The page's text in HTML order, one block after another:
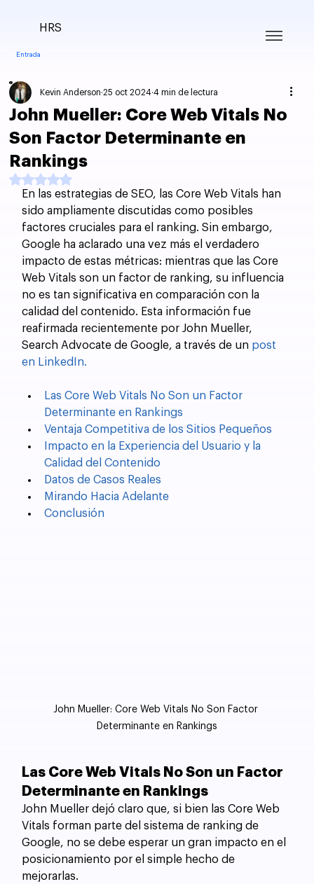
Entrada
HRS
John Mueller: Core Web Vitals No
Son Factor Determinante en
Rankings
Kevin Anderson 25 oct 2024 4 min de lectura
Obtuvo NaN de 5 estrellas.
En las estrategias de SEO, las Core Web Vitals han
sido ampliamente discutidas como posibles
factores cruciales para el ranking. Sin embargo,
Google ha aclarado una vez más el verdadero
impacto de estas métricas: mientras que las Core
Web Vitals son un factor de ranking, su influencia
no es tan significativa en comparación con la
calidad del contenido. Esta información fue
reafirmada recientemente por John Mueller,
Search Advocate de Google, a través de un post
en LinkedIn.
Las Core Web Vitals No Son un Factor
Determinante en Rankings
Ventaja Competitiva de los Sitios Pequeños
Impacto en la Experiencia del Usuario y la
Calidad del Contenido
Datos de Casos Reales
Mirando Hacia Adelante
Conclusión
John Mueller: Core Web Vitals No Son Factor
Determinante en Rankings
Las Core Web Vitals No Son un Factor
Determinante en Rankings
John Mueller dejó claro que, si bien las Core Web
Vitals forman parte del sistema de ranking de
Google, no se debe esperar un gran impacto en el
posicionamiento por el simple hecho de
mejorarlas.